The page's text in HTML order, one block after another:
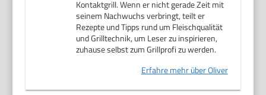
Kontaktgrill. Wenn er nicht gerade Zeit mit
seinem Nachwuchs verbringt, teilt er
Rezepte und Tipps rund um Fleischqualität
und Grilltechnik, um Leser zu inspirieren,
zuhause selbst zum Grillprofi zu werden.
Erfahre mehr über Oliver